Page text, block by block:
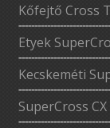
Kőfejtő Cross
Etyek
Kecskeméti
SuperCross